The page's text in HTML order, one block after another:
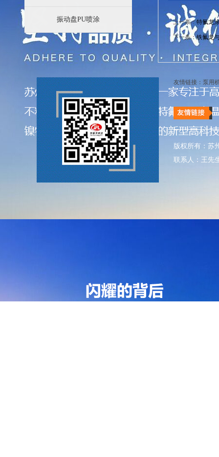
振动盘PU喷涂 上一条：特氟龙
下一条：铁氟龙
友情链接： 泵用
版权所有：苏
联系人：王先